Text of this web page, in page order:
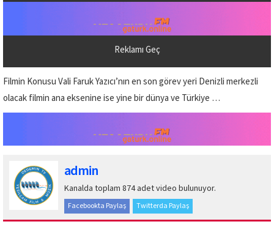
Reklamı Geç
Filmin Konusu Vali Faruk Yazıcı’nın en son görev yeri Denizli merkezli
olacak filmin ana eksenine ise yine bir dünya ve Türkiye …
admin
Kanalda toplam 874 adet video bulunuyor.
Facebookta Paylaş Twitterda Paylaş